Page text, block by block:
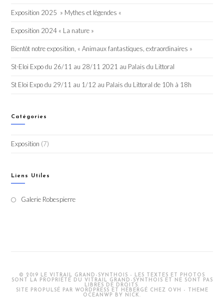
Exposition 2025 » Mythes et légendes «
Exposition 2024 « La nature »
Bientôt notre exposition, « Animaux fantastiques, extraordinaires »
St-Eloi Expo du 26/11 au 28/11 2021 au Palais du Littoral
St Eloi Expo du 29/11 au 1/12 au Palais du Littoral de 10h à 18h
Catégories
Exposition (7)
Liens Utiles
Galerie RobespierreS’ouvre
© 2019 LE VITRAIL GRAND-SYNTHOIS - LES TEXTES ET PHOTOS
SONT LA PROPRIÉTÉ DU VITRAIL GRAND-SYNTHOIS ET NE SONT PAS
LIBRES DE DROITS.
SITE PROPULSÉ PAR WORDPRESS ET HÉBERGÉ CHEZ OVH - THEME
OCEANWP BY NICK.